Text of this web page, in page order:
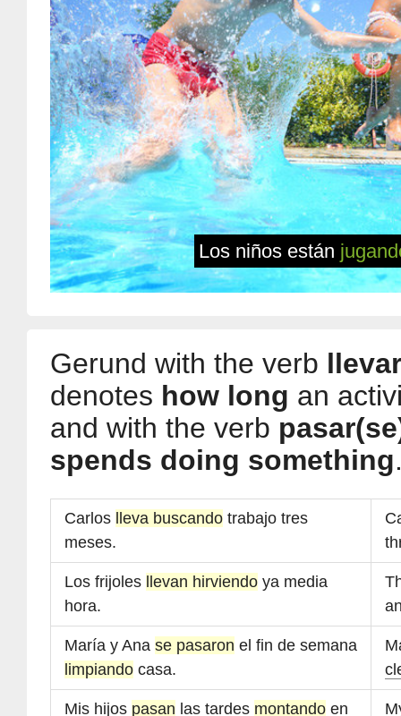
Los niños están
Gerund with the verb llevar
denotes how long an
and with the verb
spends doing something
Carlos lleva buscando trabajo tres
meses.
Los frijoles llevan hirviendo ya media
hora.
María y Ana se pasaron el fin de semana
limpiando casa.
Mis hijos pasan las tardes montando en